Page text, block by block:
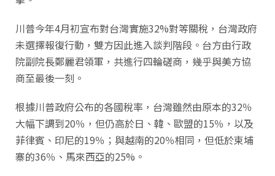
川普今年4月初宣布對台灣實施32%對等關稅，台灣政府
未選擇報復行動，雙方因此進入談判階段。台方由行政
院副院長鄭麗君領軍，共進行四輪磋商，幾乎與美方協
商至最後一刻。
根據川普政府公布的各國稅率，台灣雖然由原本的32％
大幅下調到20％，但仍高於日、韓、歐盟的15％，以及
菲律賓、印尼的19％；與越南的20％相同，但低於柬埔
寨的36％、馬來西亞的25%。